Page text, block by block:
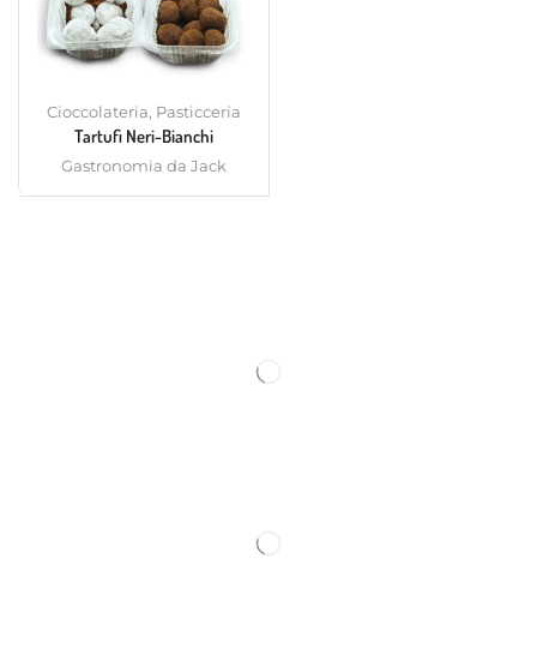
Cioccolateria, Pasticceria
Tartufi Neri-Bianchi
Gastronomia da Jack